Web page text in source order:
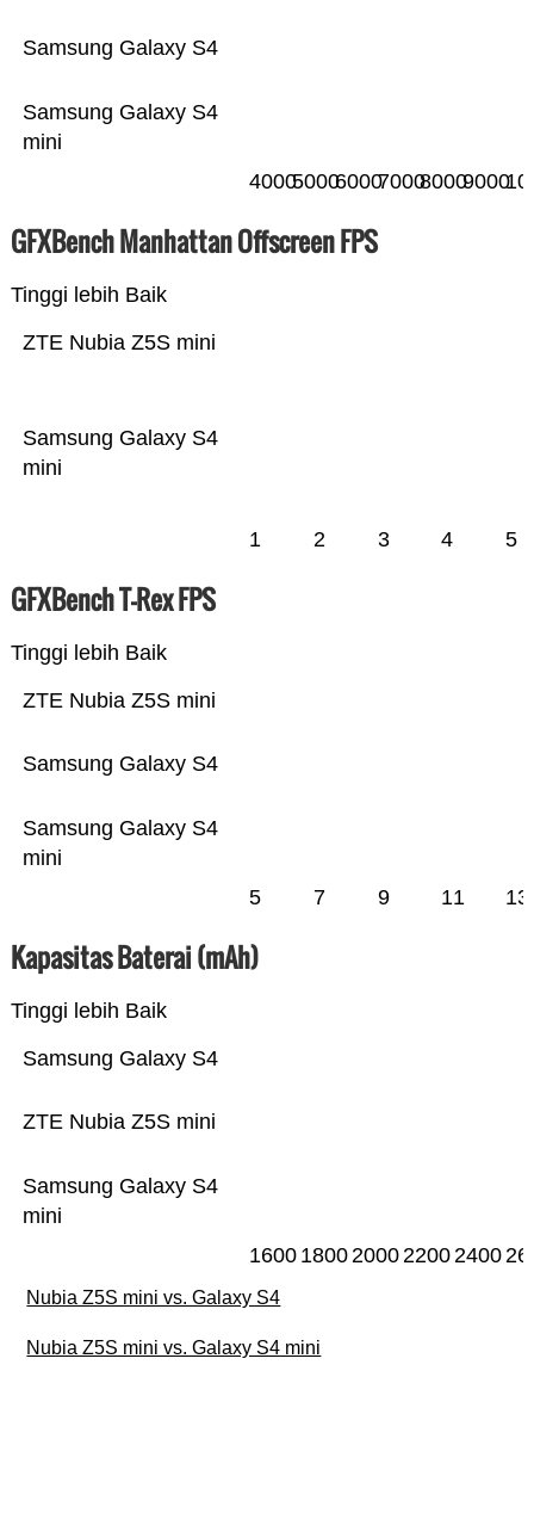
Samsung Galaxy S4
mini
Samsung Galaxy S4
400050006000700080009000
GFXBench Manhattan Offscreen FPS
Tinggi lebih Baik
Samsung Galaxy S4
mini
ZTE Nubia Z5S mini
1 2 3 4 5
GFXBench T-Rex FPS
Tinggi lebih Baik
Samsung Galaxy S4
mini
Samsung Galaxy S4
ZTE Nubia Z5S mini
5 7 9 11 13
Kapasitas Baterai (mAh)
Tinggi lebih Baik
Samsung Galaxy S4
mini
ZTE Nubia Z5S mini
Samsung Galaxy S4
1600 1800200022002400
Nubia Z5S mini vs. Galaxy S4
Nubia Z5S mini vs. Galaxy S4 mini